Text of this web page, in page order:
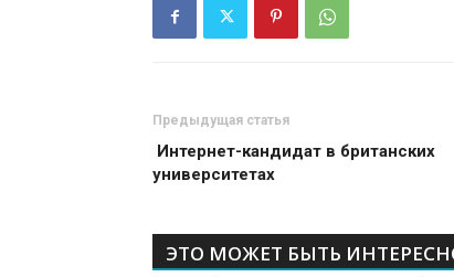
Предыдущая статья
Интернет-кандидат в британских
университетах
ЭТО МОЖЕТ БЫТЬ